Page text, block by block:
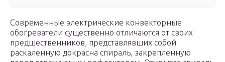
Современные электрические конвекторные
обогреватели существенно отличаются от своих
предшественников, представлявших собой
раскаленную докрасна спираль, закрепленную